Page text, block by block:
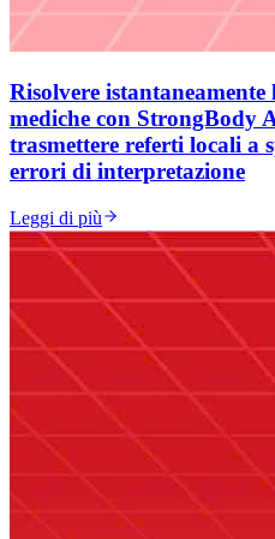
Risolvere
mediche con StrongBody
trasmettere referti locali a
errori di interpretazione
Leggi di più